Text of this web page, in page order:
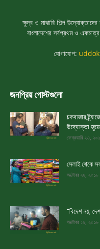
ক্ষুদ্র ও মাঝারি শিল্প
বাংলাদেশের সর্বপ্রথম ও
যোগাযোগ:
জনপ্রিয় পোস্টগুলো
চকবাজার
উদ্যোক্তা
ফেব্রুয়ারি ২৩,
সেলাই থেকে
অক্টোবর ২৯, ২০১৮
“বিদেশ নয়,
অক্টোবর ১৯, ২০১৮